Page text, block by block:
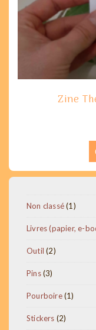
Zine
Non classé 11
Livres (papier, e-
Outil 22
Pins 33
Pourboire 11
Stickers 22